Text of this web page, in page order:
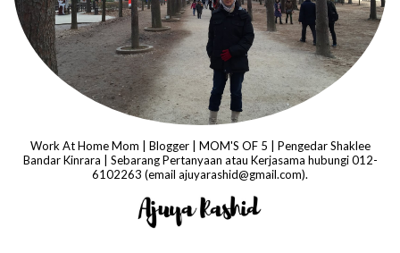
Work At Home Mom | Blogger | MOM'S OF 5 | Pengedar Shaklee
Bandar Kinrara | Sebarang Pertanyaan atau Kerjasama hubungi 012-
6102263 (email ajuyarashid@gmail.com).